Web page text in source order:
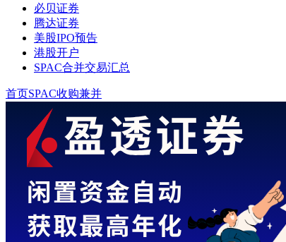
必贝证券
腾达证券
美股IPO预告
港股开户
SPAC合并交易汇总
首页SPAC收购兼并